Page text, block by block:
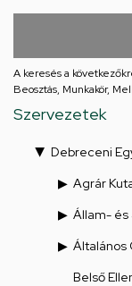
A keresés a
Beosztás, Munkakör,
Szervezetek
Debreceni
Agrár
Állam- és
Általános
Belső